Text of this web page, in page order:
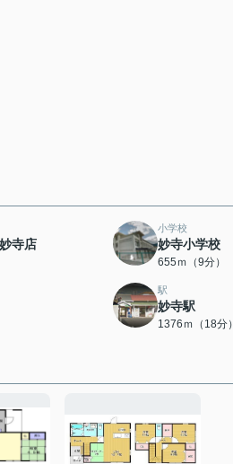
寺店
小学校
妙寺小学校
655ｍ（9分）
駅
妙寺駅
1376ｍ（18分）